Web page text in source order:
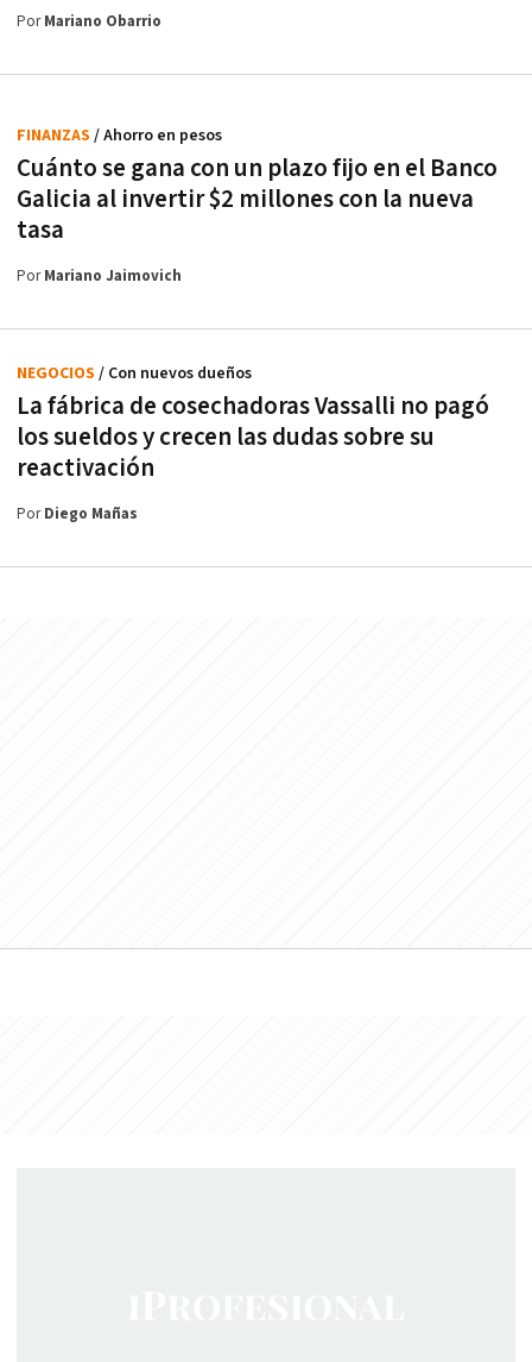
PorMariano Obarrio
Cuánto se gana con un plazo fijo en el Banco
Galicia al invertir $2 millones con la nueva
tasa
FINANZAS / Ahorro en pesos
PorMariano Jaimovich
La fábrica de cosechadoras Vassalli no pagó
los sueldos y crecen las dudas sobre su
reactivación
NEGOCIOS / Con nuevos dueños
PorDiego Mañas